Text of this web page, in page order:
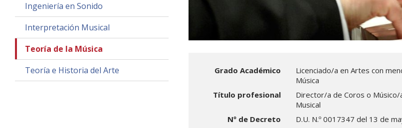
Ingeniería en Sonido
Interpretación Musical
Teoría de la Música
Teoría e Historia del Arte
Grado Académico
Licenciado/a en Artes con
Música
Título profesional
Director/a de Coros o
Musical
Nº de Decreto
D.U. N.º 0017347 del 13 de